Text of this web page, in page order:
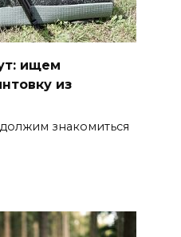
ищем
из
знакомиться